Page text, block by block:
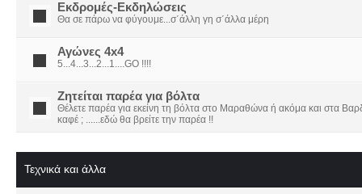
Εκδρομές-Εκδηλώσεις
Θα σε πάρω να φύγουμε...σ΄άλλη γη σ΄άλλα μέρη
Αγώνες 4x4
5...4...3...2...1....GO !!!!
Ζητείται παρέα για βόλτα
Θέλετε παρέα για εκείνη τη βόλτα στο Μαραθώνα ή ακόμα και στα
καφέ ; ......εδώ θα βρείτε την παρέα !!
Τεχνικά και άλλα